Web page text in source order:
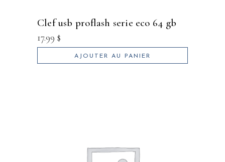
clef usb proflash serie eco 64 gb
17.99 $
AJOUTER AU PANIER